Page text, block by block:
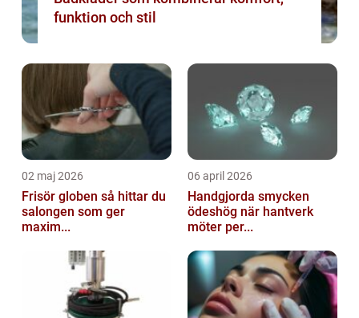
funktion och stil
02 maj 2026
Frisör globen så hittar du
salongen som ger
maxim...
06 april 2026
Handgjorda smycken
ödeshög när hantverk
möter per...